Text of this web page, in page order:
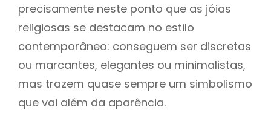
precisamente neste ponto que as jóias
religiosas se destacam no estilo
contemporâneo: conseguem ser discretas
ou marcantes, elegantes ou minimalistas,
mas trazem quase sempre um simbolismo
que vai além da aparência.